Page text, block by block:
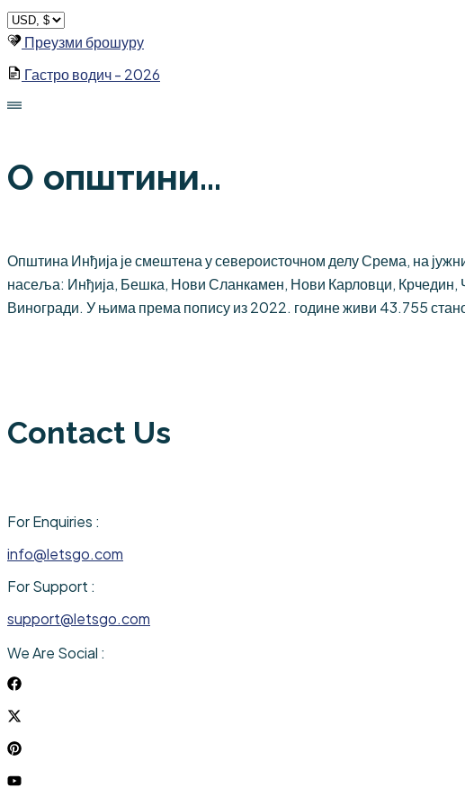
Skip
to
content
Преузми брошуру
Гастро водич - 2026
О општини...
Општина Инђија је смештена у североисточном делу Срема, на
насеља: Инђија, Бешка, Нови Сланкамен, Нови Карловци,
Виногради. У њима према попису из 2022. године живи 43.755
Contact Us
For Enquiries :
info@letsgo.com
For Support :
support@letsgo.com
We Are Social :